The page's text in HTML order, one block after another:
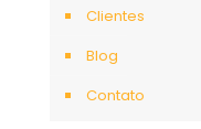
Clientes
Blog
Contato